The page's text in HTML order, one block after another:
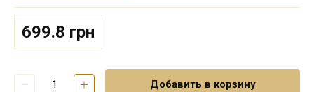
699.8 грн
Добавить в корзину